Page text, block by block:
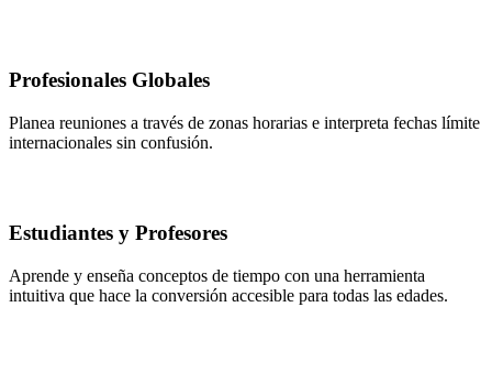
Profesionales Globales
Planea reuniones a través de zonas horarias e interpreta fechas límite
internacionales sin confusión.
Estudiantes y Profesores
Aprende y enseña conceptos de tiempo con una herramienta
intuitiva que hace la conversión accesible para todas las edades.